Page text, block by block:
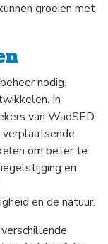
groeien met
nodig.
In
van WadSED
verplaatsende
om beter te
en
en de natuur.